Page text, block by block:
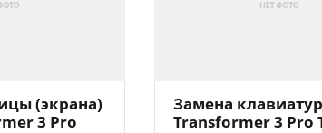
(экрана)
3 Pro
Замена
Transformer 3 Pro